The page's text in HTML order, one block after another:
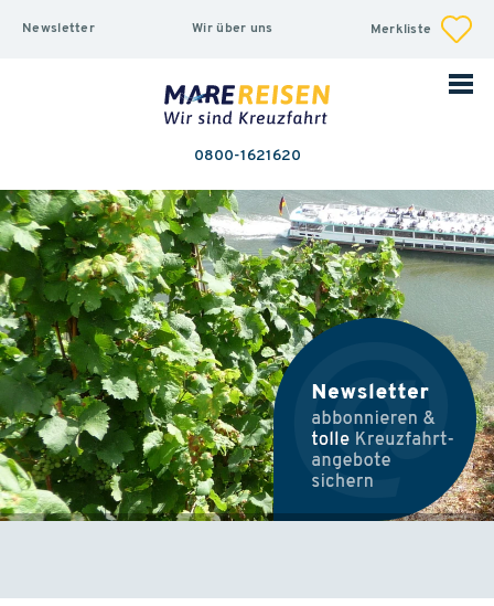
Newsletter Wir über uns Merkliste
0800-1621620